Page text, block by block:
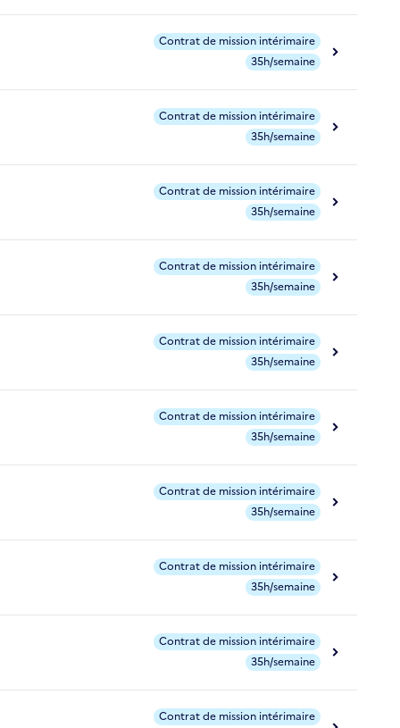
Contrat de mission intérimaire
35h/semaine
Contrat de mission intérimaire
35h/semaine
Contrat de mission intérimaire
35h/semaine
Contrat de mission intérimaire
35h/semaine
Contrat de mission intérimaire
35h/semaine
Contrat de mission intérimaire
35h/semaine
Contrat de mission intérimaire
35h/semaine
Contrat de mission intérimaire
35h/semaine
Contrat de mission intérimaire
35h/semaine
Contrat de mission intérimaire